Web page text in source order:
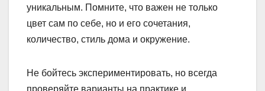
уникальным. Помните, что важен не только
цвет сам по себе, но и его сочетания,
количество, стиль дома и окружение.
Не бойтесь экспериментировать, но всегда
проверяйте варианты на практике и